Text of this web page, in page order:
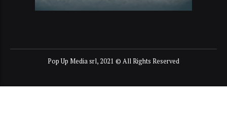
Pop Up Media srl, 2021 © All Rights Reserved